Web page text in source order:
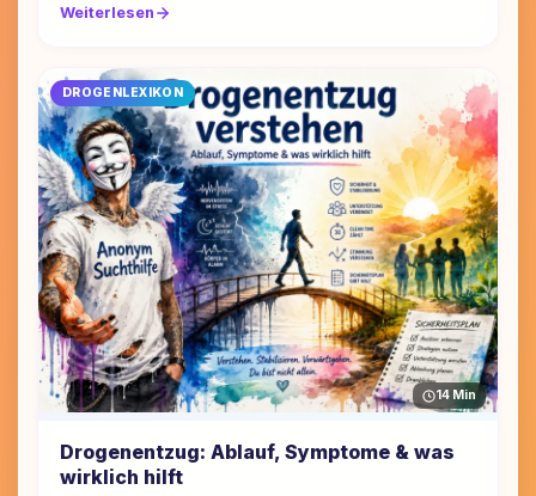
Weiterlesen
DROGENLEXIKON
14 Min
Drogenentzug: Ablauf, Symptome & was
wirklich hilft